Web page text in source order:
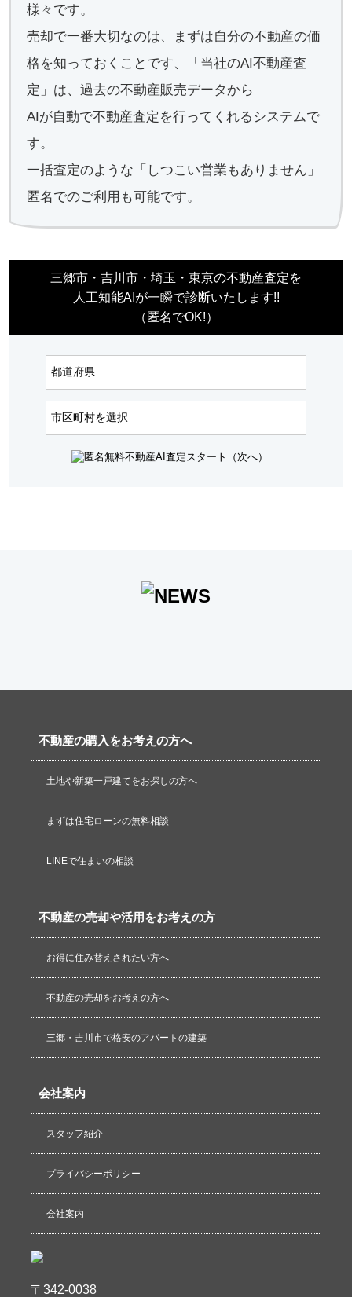
様々です。
売却で一番大切なのは、まずは自分の不動産の価
格を知っておくことです、「当社のAI不動産査
定」は、過去の不動産販売データから
AIが自動で不動産査定を行ってくれるシステムで
す。
一括査定のような「しつこい営業もありません」
匿名でのご利用も可能です。
三郷市・吉川市・埼玉・東京の不動産査定を
人工知能AIが一瞬で診断いたします!!
（匿名でOK!）
不動産の購入をお考えの方へ
土地や新築一戸建てをお探しの方へ
まずは住宅ローンの無料相談
LINEで住まいの相談
不動産の売却や活用をお考えの方
お得に住み替えされたい方へ
不動産の売却をお考えの方へ
三郷・吉川市で格安のアパートの建築
会社案内
スタッフ紹介
プライバシーポリシー
会社案内
〒342-0038